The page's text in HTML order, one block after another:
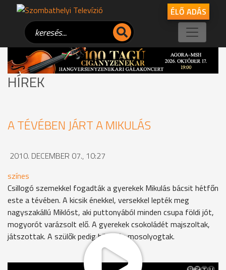
ÉLŐ ADÁS
HÍREK
A TÉVÉBEN JÁRT A MIKULÁS
2010. DECEMBER 07., 10:27
színes
Csillogó szemekkel fogadták a gyerekek Mikulás bácsit hétfőn
este a tévében. A kicsik énekkel, versekkel lepték meg
nagyszakállú Miklóst, aki puttonyából minden csupa földi jót,
mogyorót varázsolt elő. A gyerekek csokoládét majszoltak,
játszottak. A szülők pedig büszkén mosolyogtak.